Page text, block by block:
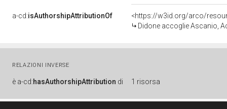
a-cd:isAuthorshipAttributionOf
<https://w3id.org/arco/
Didone accoglie Ascanio, Acate e altri esuli troiani che
RELAZIONI INVERSE
è a-cd:hasAuthorshipAttribution di 1 risorsa